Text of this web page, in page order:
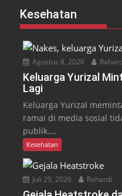
Kesehatan
Agustus 8, 2026
Keluarga Yurizal
Lagi
Keluarga Yurizal
ramai di media sosial
publik....
Kesehatan
Juli 29, 2026 Rahardi